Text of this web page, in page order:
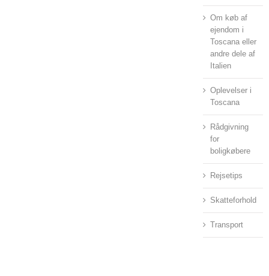
Om køb af
ejendom i
Toscana eller
andre dele af
Italien
Oplevelser i
Toscana
Rådgivning
for
boligkøbere
Rejsetips
Skatteforhold
Transport